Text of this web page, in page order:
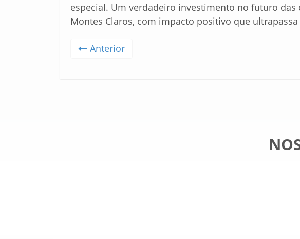
especial. Um verdadeiro investimento no futuro das
Montes Claros, com impacto positivo que
Anterior